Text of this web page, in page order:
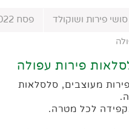
סושי פירות ושוקולד פסח 2022
פירות עפולה
מעוצבים, סלסלאות
לכל מטרה.